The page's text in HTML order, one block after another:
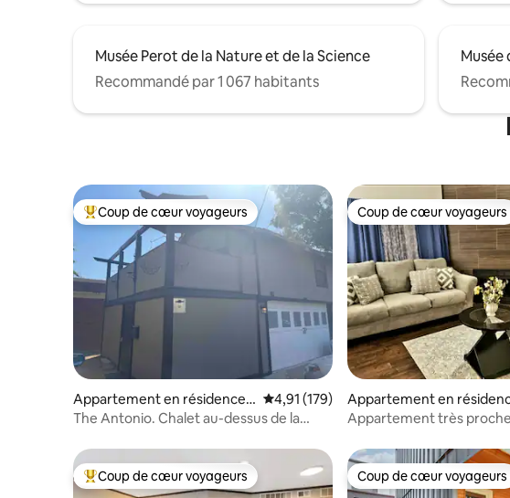
Musée Perot de la Nature et de la Science
Recommandé par 1 067 habitants
Musée
Coups de cœur voyageurs les plus appréciés
Coup de cœur voyageurs
Appartement en résidence ⋅
Dallas
Évaluation moyenne sur la base de
4,91 (179)
The Antonio. Chalet au-dessus de la
Coup de cœur voyageurs
Coup de cœur voyageurs
Appartement en
Irving
Appartement très
Coups de cœur voyageurs les plus appréciés
Coup de cœur voyageurs Coup de cœur voyageurs
Coup de cœur voyageurs